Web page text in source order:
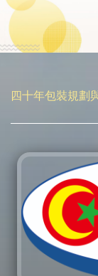
四十年包裝規劃